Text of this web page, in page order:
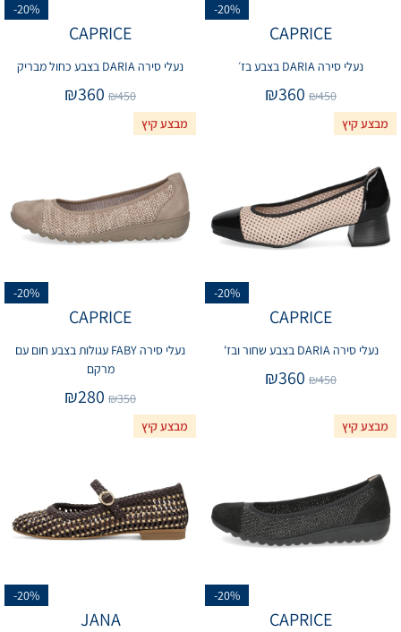
-20%
CAPRICE
נעלי סירה DARIA בצבע בז׳
₪450
₪360
-20%
CAPRICE
נעלי סירה DARIA בצבע כחול מבריק
₪450
₪360
מבצע קיץ
-20%
CAPRICE
נעלי סירה DARIA בצבע שחור ובז'
₪450
₪360
מבצע קיץ
-20%
CAPRICE
נעלי סירה FABY עגולות בצבע חום עם
מרקם
₪350
₪280
מבצע קיץ
-20%
CAPRICE
מבצע קיץ
-20%
JANA